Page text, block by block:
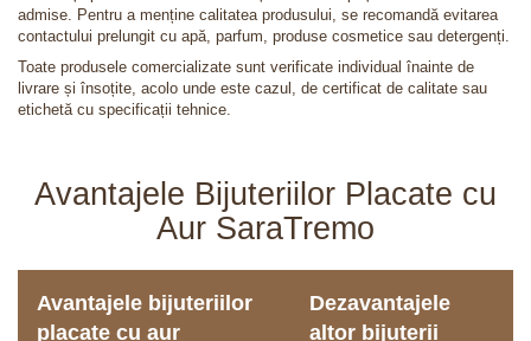
admise. Pentru a menține calitatea produsului, se recomandă evitarea
contactului prelungit cu apă, parfum, produse cosmetice sau detergenți.
Toate produsele comercializate sunt verificate individual înainte de
livrare și însoțite, acolo unde este cazul, de certificat de calitate sau
etichetă cu specificații tehnice.
Avantajele Bijuteriilor Placate cu
Aur SaraTremo
Avantajele bijuteriilor
placate cu aur
Dezavantajele
altor bijuterii